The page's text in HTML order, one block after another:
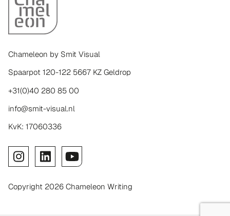
Chameleon by Smit Visual
Spaarpot 120-122 5667 KZ Geldrop
+31(0)40 280 85 00
info@smit-visual.nl
KvK: 17060336
Copyright 2026 Chameleon Writing